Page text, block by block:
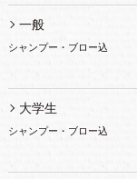
一般
シャンプー・ブロー込
大学生
シャンプー・ブロー込